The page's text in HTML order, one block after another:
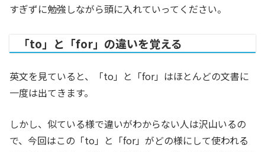
すぎずに勉強しながら頭に入れていってください。
「to」と「for」の違いを覚える
英文を見ていると、「to」と「for」はほとんどの文書に
一度は出てきます。
しかし、似ている様で違いがわからない人は沢山いるの
で、今回はこの「to」と「for」がどの様にして使われる